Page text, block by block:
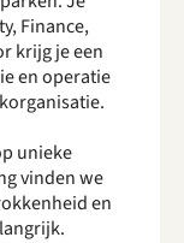
Finance,
krijg je een
en operatie
unieke
vinden we
en